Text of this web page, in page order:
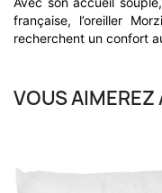
française, l’oreiller
recherchent un confort
VOUS AIMEREZ